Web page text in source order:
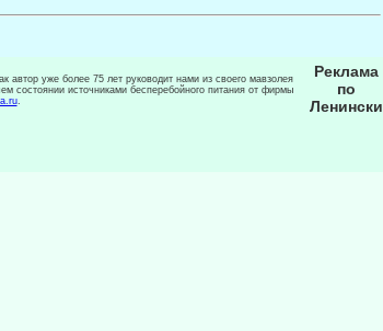
автор уже более 75 лет руководит нами из своего мавзолея
состоянии источниками бесперебойного питания от фирмы
.
Реклама
по
Ленински